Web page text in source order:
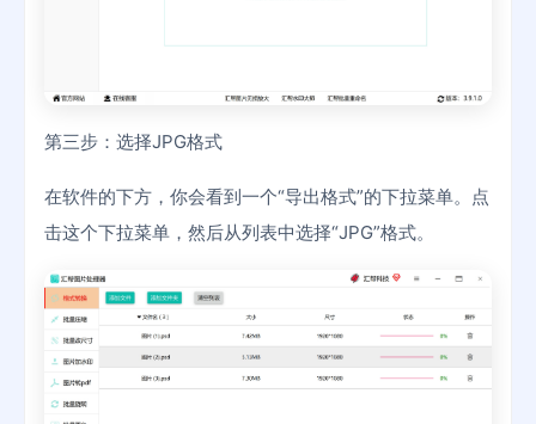
第三步：选择JPG格式
在软件的下方，你会看到一个“导出格式”的下拉菜单。点
击这个下拉菜单，然后从列表中选择“JPG”格式。